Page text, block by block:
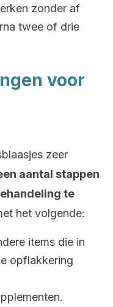
zonder af
twee of drie
voor
zeer
aantal stappen
te
het volgende:
items die in
opflakkering